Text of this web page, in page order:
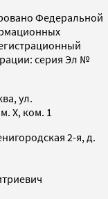
Федеральной
серия Эл №
ул.
X, ком. 1
2-я, д.